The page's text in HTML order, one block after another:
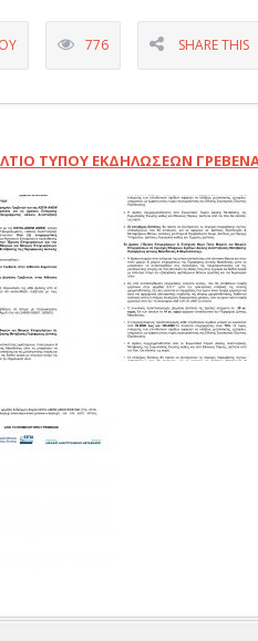
776 SHARE THIS
ΤΥΠΟΥ ΕΚΔΗΛΩΣΕΩΝ